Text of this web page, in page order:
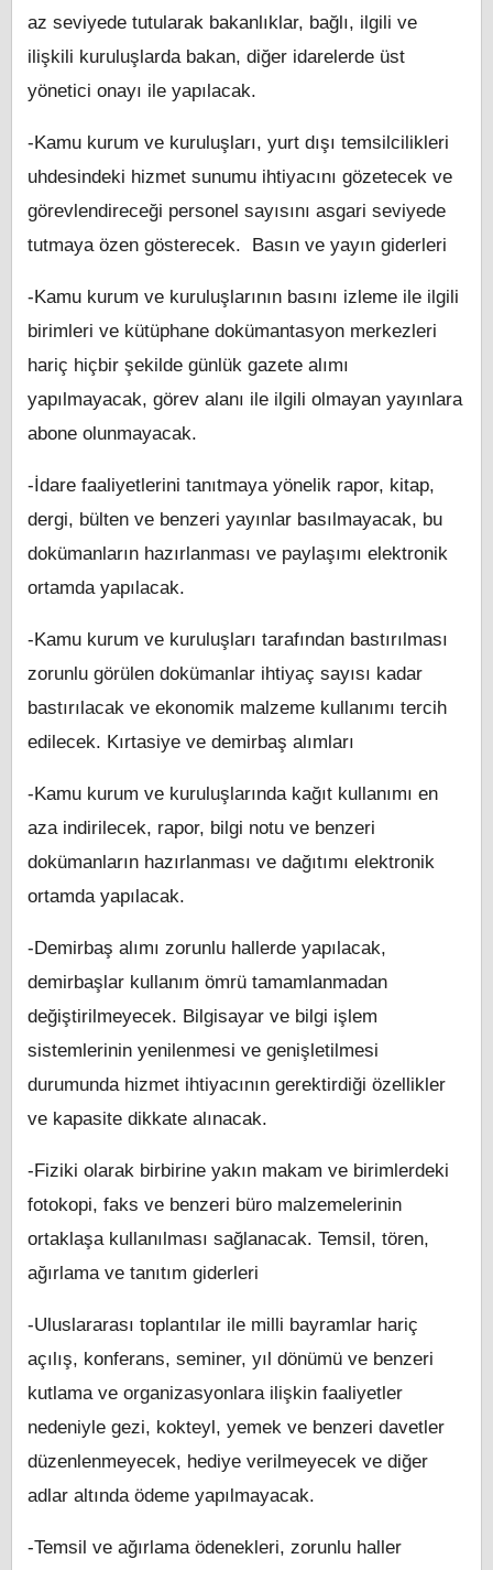
az seviyede tutularak bakanlıklar, bağlı, ilgili ve
ilişkili kuruluşlarda bakan, diğer idarelerde üst
yönetici onayı ile yapılacak.
-Kamu kurum ve kuruluşları, yurt dışı temsilcilikleri
uhdesindeki hizmet sunumu ihtiyacını gözetecek ve
görevlendireceği personel sayısını asgari seviyede
tutmaya özen gösterecek. Basın ve yayın giderleri
-Kamu kurum ve kuruluşlarının basını izleme ile ilgili
birimleri ve kütüphane dokümantasyon merkezleri
hariç hiçbir şekilde günlük gazete alımı
yapılmayacak, görev alanı ile ilgili olmayan yayınlara
abone olunmayacak.
-İdare faaliyetlerini tanıtmaya yönelik rapor, kitap,
dergi, bülten ve benzeri yayınlar basılmayacak, bu
dokümanların hazırlanması ve paylaşımı elektronik
ortamda yapılacak.
-Kamu kurum ve kuruluşları tarafından bastırılması
zorunlu görülen dokümanlar ihtiyaç sayısı kadar
bastırılacak ve ekonomik malzeme kullanımı tercih
edilecek. Kırtasiye ve demirbaş alımları
-Kamu kurum ve kuruluşlarında kağıt kullanımı en
aza indirilecek, rapor, bilgi notu ve benzeri
dokümanların hazırlanması ve dağıtımı elektronik
ortamda yapılacak.
-Demirbaş alımı zorunlu hallerde yapılacak,
demirbaşlar kullanım ömrü tamamlanmadan
değiştirilmeyecek. Bilgisayar ve bilgi işlem
sistemlerinin yenilenmesi ve genişletilmesi
durumunda hizmet ihtiyacının gerektirdiği özellikler
ve kapasite dikkate alınacak.
-Fiziki olarak birbirine yakın makam ve birimlerdeki
fotokopi, faks ve benzeri büro malzemelerinin
ortaklaşa kullanılması sağlanacak. Temsil, tören,
ağırlama ve tanıtım giderleri
-Uluslararası toplantılar ile milli bayramlar hariç
açılış, konferans, seminer, yıl dönümü ve benzeri
kutlama ve organizasyonlara ilişkin faaliyetler
nedeniyle gezi, kokteyl, yemek ve benzeri davetler
düzenlenmeyecek, hediye verilmeyecek ve diğer
adlar altında ödeme yapılmayacak.
-Temsil ve ağırlama ödenekleri, zorunlu haller